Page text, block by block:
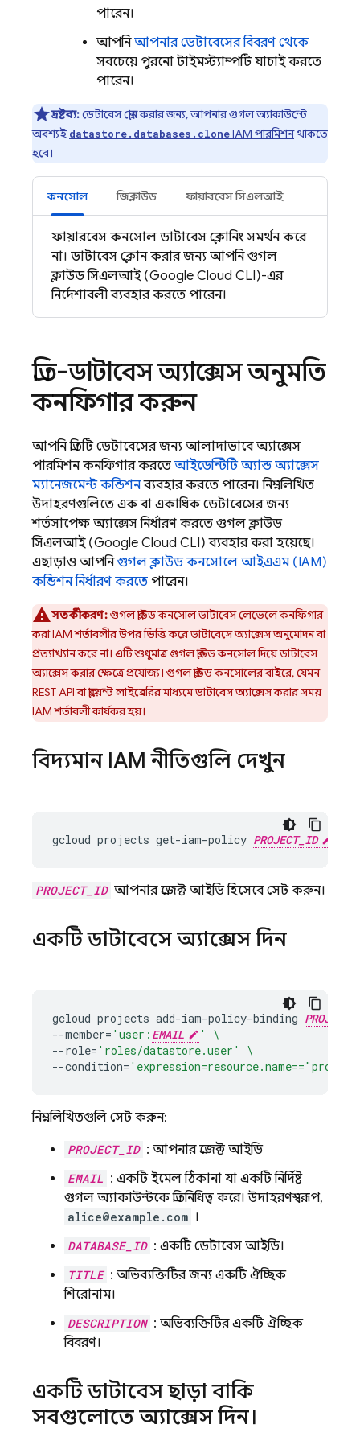
পারেন।
আপনিআপনার ডেটাবেসের বিবরণ থেকে
সবচেয়ে পুরনো টাইমস্ট্যাম্পটি যাচাই করতে
পারেন।
দ্রষ্টব্য:ডেটাবেস ক্লোন করার জন্য, আপনার গুগল অ্যাকাউন্টে
অবশ্যইdatastore.databases.cloneIAM পারমিশনথাকতে
হবে।
কনসোল জিক্লাউড ফায়ারবেস সিএলআই
ফায়ারবেস কনসোল ডাটাবেস ক্লোনিং সমর্থন করে
না। ডাটাবেস ক্লোন করার জন্য আপনি গুগল
ক্লাউড সিএলআই (Google Cloud CLI)-এর
নির্দেশাবলী ব্যবহার করতে পারেন।
প্রতি-ডাটাবেস অ্যাক্সেস অনুমতি
কনফিগার করুন
আপনি প্রতিটি ডেটাবেসের জন্য আলাদাভাবে অ্যাক্সেস
পারমিশন কনফিগার করতে আইডেন্টিটি অ্যান্ড অ্যাক্সেস
ম্যানেজমেন্ট কন্ডিশনব্যবহার করতে পারেন। নিম্নলিখিত
উদাহরণগুলিতে এক বা একাধিক ডেটাবেসের জন্য
শর্তসাপেক্ষ অ্যাক্সেস নির্ধারণ করতে গুগল ক্লাউড
সিএলআই (Google Cloud CLI) ব্যবহার করা হয়েছে।
এছাড়াও আপনিগুগল ক্লাউড কনসোলে আইএএম (IAM)
কন্ডিশন নির্ধারণ করতে পারেন।
সতর্কীকরণ:গুগল ক্লাউড কনসোল ডাটাবেস লেভেলে কনফিগার
করা IAM শর্তাবলীর উপর ভিত্তি করে ডাটাবেসে অ্যাক্সেস অনুমোদন বা
প্রত্যাখ্যান করে না। এটি শুধুমাত্র গুগল ক্লাউড কনসোল দিয়ে ডাটাবেস
অ্যাক্সেস করার ক্ষেত্রে প্রযোজ্য। গুগল ক্লাউড কনসোলের বাইরে, যেমন
REST API বা ক্লায়েন্ট লাইব্রেরির মাধ্যমে ডাটাবেস অ্যাক্সেস করার সময়
IAM শর্তাবলী কার্যকর হয়।
বিদ্যমান IAM নীতিগুলি দেখুন
gcloud projects get-iam-policy PROJECT_ID
PROJECT_ID আপনার প্রজেক্ট আইডি হিসেবে সেট করুন।
একটি ডাটাবেসে অ্যাক্সেস দিন
gcloud projects add-iam-policy-binding
--member= 'user: EMAIL '
\
--role= 'roles/datastore.user'
\
--condition=
নিম্নলিখিতগুলি সেট করুন:
PROJECT_ID : আপনার প্রজেক্ট আইডি
EMAIL : একটি ইমেল ঠিকানা যা একটি নির্দিষ্ট
গুগল অ্যাকাউন্টকে প্রতিনিধিত্ব করে। উদাহরণস্বরূপ,
alice@example.com ।
DATABASE_ID : একটি ডেটাবেস আইডি।
TITLE : অভিব্যক্তিটির জন্য একটি ঐচ্ছিক
শিরোনাম।
DESCRIPTION : অভিব্যক্তিটির একটি ঐচ্ছিক
বিবরণ।
একটি ডাটাবেস ছাড়া বাকি
সবগুলোতে অ্যাক্সেস দিন।